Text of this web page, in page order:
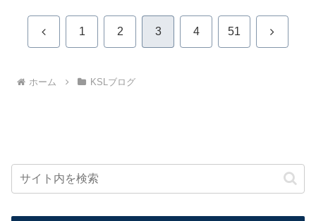
前 1 2 3 4 51 次
ホーム KSLブログ